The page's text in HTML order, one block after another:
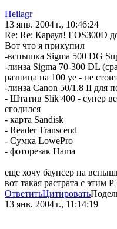
Heilagr
13 янв. 2004 г., 10:46:24
Re: Re: Караул! EOS300D
Вот что я прикупил
-вспышка Sigma 500 DG
-линза Sigma 70-300 DL
разница на 100 уе - не
-линза Canon 50/1.8 II для
- Штатив Slik 400 - супер
сгодился
- карта Sandisk
- Rеаder Transcend
- Сумка LowePro
- фоторезак Hama
еще хочу баунсер на
вот такая растрата с
ОтветитьЦитировать
13 янв. 2004 г., 11:14:19